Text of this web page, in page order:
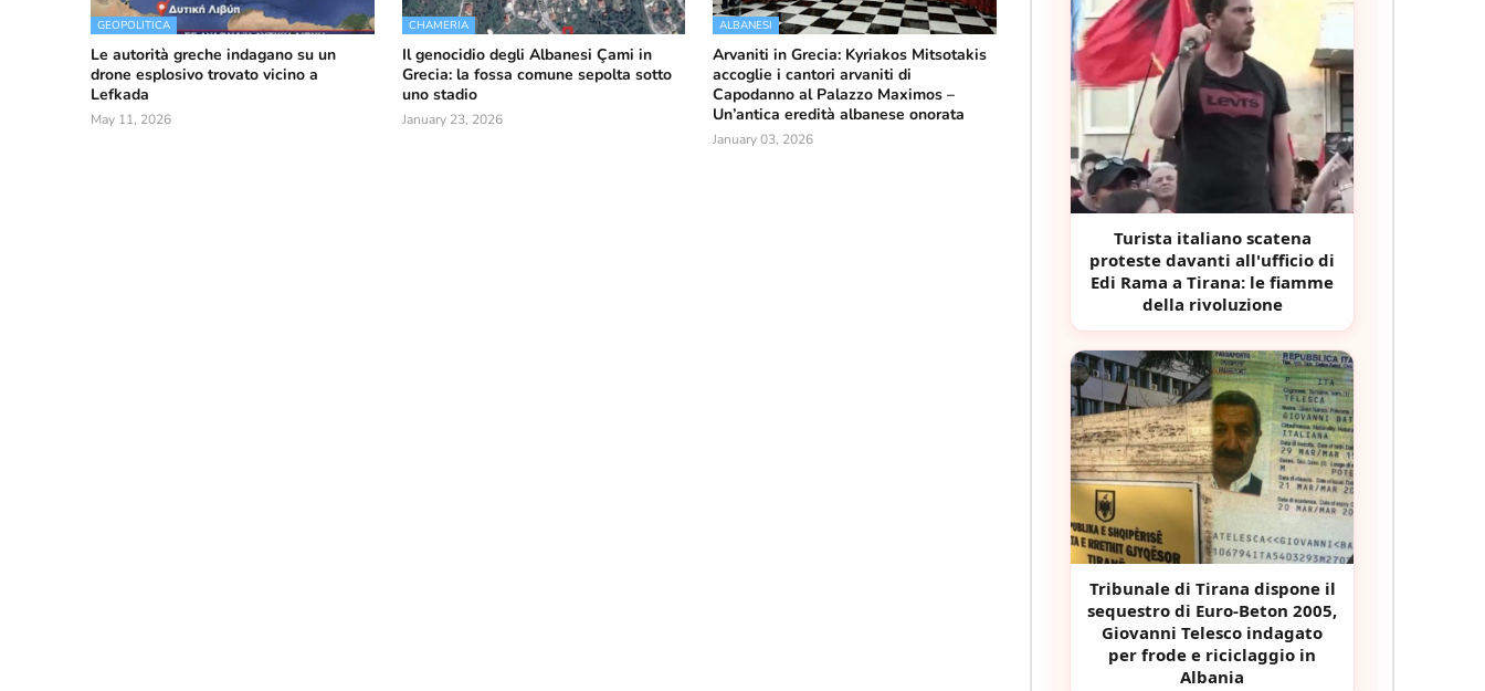
GEOPOLITICA
Le autorità greche indagano su un
drone esplosivo trovato vicino a
Lefkada
May 11, 2026
CHAMERIA
Il genocidio degli Albanesi Çami in
Grecia: la fossa comune sepolta sotto
uno stadio
January 23, 2026
ALBANESI
Arvaniti in Grecia: Kyriakos Mitsotakis
accoglie i cantori arvaniti di
Capodanno al Palazzo Maximos –
Un’antica eredità albanese onorata
January 03, 2026
Turista italiano scatena
proteste davanti all'ufficio di
Edi Rama a Tirana: le fiamme
della rivoluzione
Tribunale di Tirana dispone il
sequestro di Euro-Beton 2005,
Giovanni Telesco indagato
per frode e riciclaggio in
Albania